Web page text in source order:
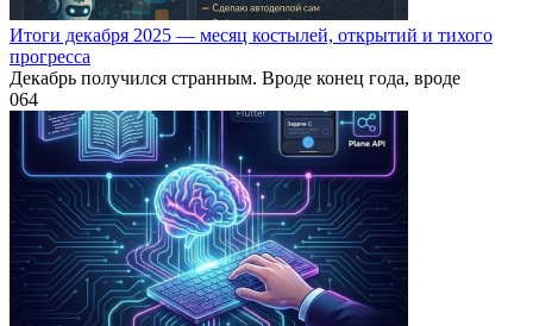
Итоги декабря 2025 — месяц костылей, открытий и тихого
прогресса
Декабрь получился странным. Вроде конец года, вроде
064